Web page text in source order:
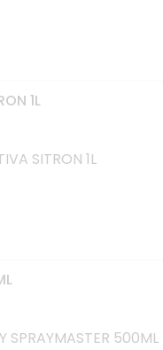
1L
SITRON 1L
SPRAYMASTER 500ML